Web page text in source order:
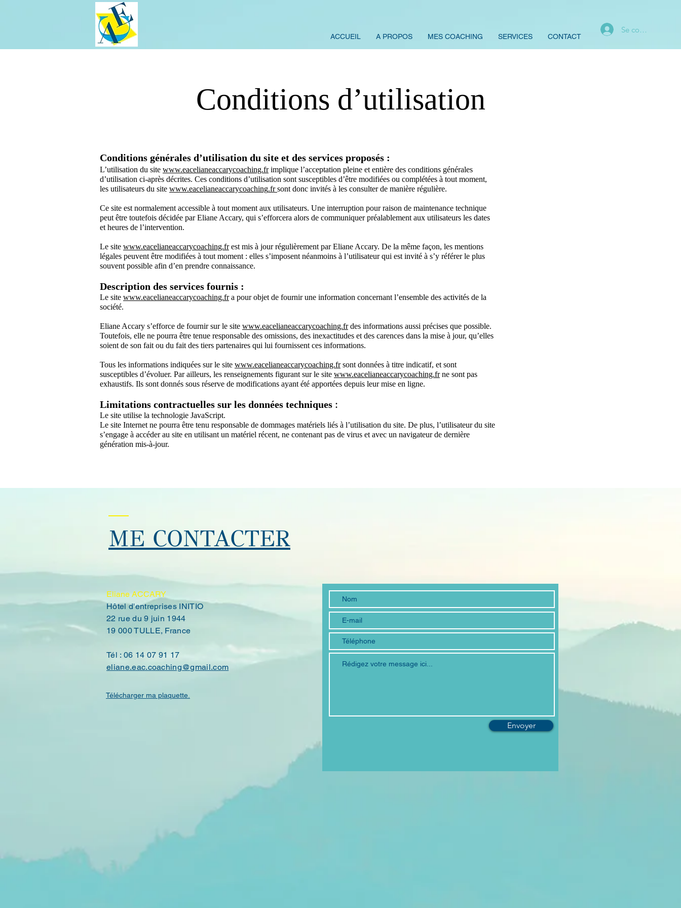
ACCUEIL A PROPOS MES COACHING SERVICES CONTACT
Se connecter
Conditions d’utilisation
Conditions générales d’utilisation du site et des services proposés :
L’utilisation du site www.eacelianeaccarycoaching.frimplique l’acceptation pleine et entière des conditions générales
d’utilisation ci-après décrites. Ces conditions d’utilisation sont susceptibles d’être modifiées ou complétées à tout moment,
les utilisateurs du site www.eacelianeaccarycoaching.frsont donc invités à les consulter de manière régulière.
Ce site est normalement accessible à tout moment aux utilisateurs. Une interruption pour raison de maintenance technique
peut être toutefois décidée par Eliane Accary, qui s’efforcera alors de communiquer préalablement aux utilisateurs les dates
et heures de l’intervention.
Le site www.eacelianeaccarycoaching.frest mis à jour régulièrement par Eliane Accary. De la même façon, les mentions
légales peuvent être modifiées à tout moment : elles s’imposent néanmoins à l’utilisateur qui est invité à s’y référer le plus
souvent possible afin d’en prendre connaissance.
Description des services fournis :
Le site www.eacelianeaccarycoaching.fr a pour objet de fournir une information concernant l’ensemble des activités de la
société.
Eliane Accary s’efforce de fournir sur le site www.eacelianeaccarycoaching.fr des informations aussi précises que possible.
Toutefois, elle ne pourra être tenue responsable des omissions, des inexactitudes et des carences dans la mise à jour, qu’elles
soient de son fait ou du fait des tiers partenaires qui lui fournissent ces informations.
Tous les informations indiquées sur le site www.eacelianeaccarycoaching.fr sont données à titre indicatif, et sont
susceptibles d’évoluer. Par ailleurs, les renseignements figurant sur le site www.eacelianeaccarycoaching.fr ne sont pas
exhaustifs. Ils sont donnés sous réserve de modifications ayant été apportées depuis leur mise en ligne.
Limitations contractuelles sur les données techniques :
Le site utilise la technologie JavaScript.
Le site Internet ne pourra être tenu responsable de dommages matériels liés à l’utilisation du site. De plus, l’utilisateur du site
s’engage à accéder au site en utilisant un matériel récent, ne contenant pas de virus et avec un navigateur de dernière
génération mis-à-jour.
ME CONTACTER
Eliane ACCARY
Hôtel d'entreprises INITIO
22 rue du 9 juin 1944
19 000 TULLE, France
Tél : 06 14 07 91 17
eliane.eac.coaching@gmail.com
Télécharger ma plaquette.
Envoyer